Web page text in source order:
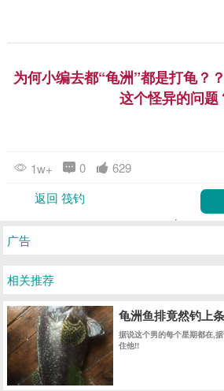
为何小编去都“龟洲”都是打龟？
这个怪异的问题
1w+ 0
629
返回 筏钓
广告
相关推荐
龟洲鱼排竟然钓上
据说这个男的每个星期都在,
住他!!